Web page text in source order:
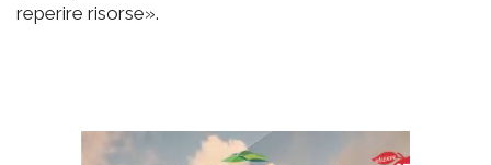
reperire risorse».